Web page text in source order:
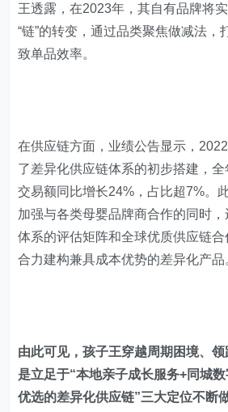
王透露，在2023年，其自有品牌将实
“链”的转变，通过品类聚焦做减法，
致单品效率。
在供应链方面，业绩公告显示，
了差异化供应链体系的初步搭建，
交易额同比增长24%，占比超7%。
加强与各类母婴品牌商合作的同时
体系的评估矩阵和全球优质供应链
合力建构兼具成本优势的差异化产品
由此可见，孩子王穿越周期困境、
是立足于“本地亲子成长服务+同城
优选的差异化供应链”三大定位不断